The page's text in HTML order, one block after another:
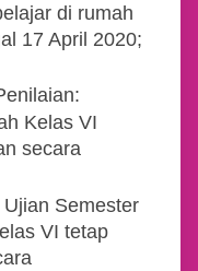
di rumah
17 April 2020;
Kelas VI
secara
Semester
VI tetap